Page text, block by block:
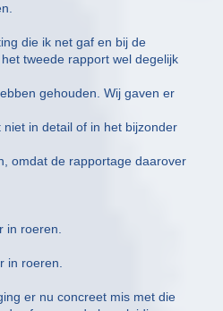
die ik net gaf en bij de
tweede rapport wel degelijk
gehouden. Wij gaven er
in detail of in het bijzonder
omdat de rapportage daarover
in roeren.
in roeren.
er nu concreet mis met die